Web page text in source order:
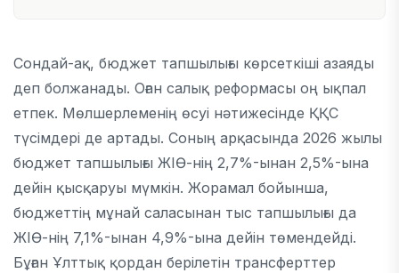
Сондай-ақ, бюджет тапшылығы көрсеткіші азаяды
деп болжанады. Оған салық реформасы оң ықпал
етпек. Мөлшерлеменің өсуі нәтижесінде ҚҚС
түсімдері де артады. Соның арқасында 2026 жылы
бюджет тапшылығы ЖІӨ-нің 2,7%-ынан 2,5%-ына
дейін қысқаруы мүмкін. Жорамал бойынша,
бюджеттің мұнай саласынан тыс тапшылығы да
ЖІӨ-нің 7,1%-ынан 4,9%-ына дейін төмендейді.
Бұған Ұлттық қордан берілетін трансферттер